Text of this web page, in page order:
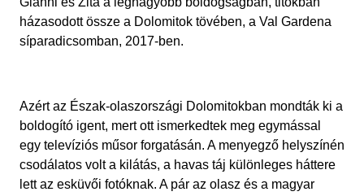
házasodott össze a Dolomitok tövében, a Val Gardena
síparadicsomban, 2017-ben.
Azért az Észak-olaszországi Dolomitokban mondták ki a
boldogító igent, mert ott ismerkedtek meg egymással
egy televíziós műsor forgatásán. A menyegző helyszínén
csodálatos volt a kilátás, a havas táj különleges háttere
lett az esküvői fotóknak. A pár az olasz és a magyar